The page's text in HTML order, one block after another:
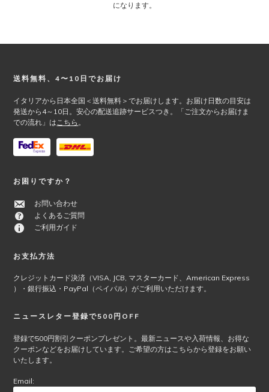
になります。
Footer
送料無料、4〜10日でお届け
イタリアから日本全国＜送料無料＞でお届けします。お届け日数の目安は
発送から4～10日。安心の配送追跡サービスつき。「ご注文からお届けま
での流れ」は こちら 。
お困りですか？
お問い合わせ
よくあるご質問
ご利用ガイド
お支払方法
クレジットカード決済（VISA, JCB, マスターカード、American Express
）・銀行振込・PayPal（ペイパル）がご利用いただけます。
ニュースレター登録で500円OFF
登録で500円割引クーポンプレゼント。最新ニュースや入荷情報、お得な
クーポンなどをお届けしています。ご希望の方はこちらから登録をお願い
いたします。
Email: